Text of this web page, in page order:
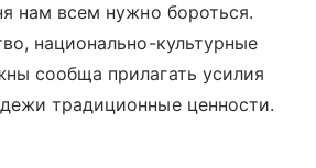
нам всем нужно бороться.
национально-культурные
сообща прилагать усилия
традиционные ценности.